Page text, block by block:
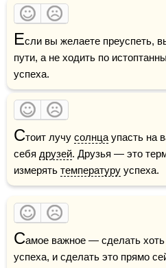
Если вы желаете преуспеть,
пути, а не ходить по
успеха.
Стоит лучу солнца упасть на
себя друзей. Друзья — это
измерять температуру успеха.
Самое важное — сделать
успеха, и сделать это прямо